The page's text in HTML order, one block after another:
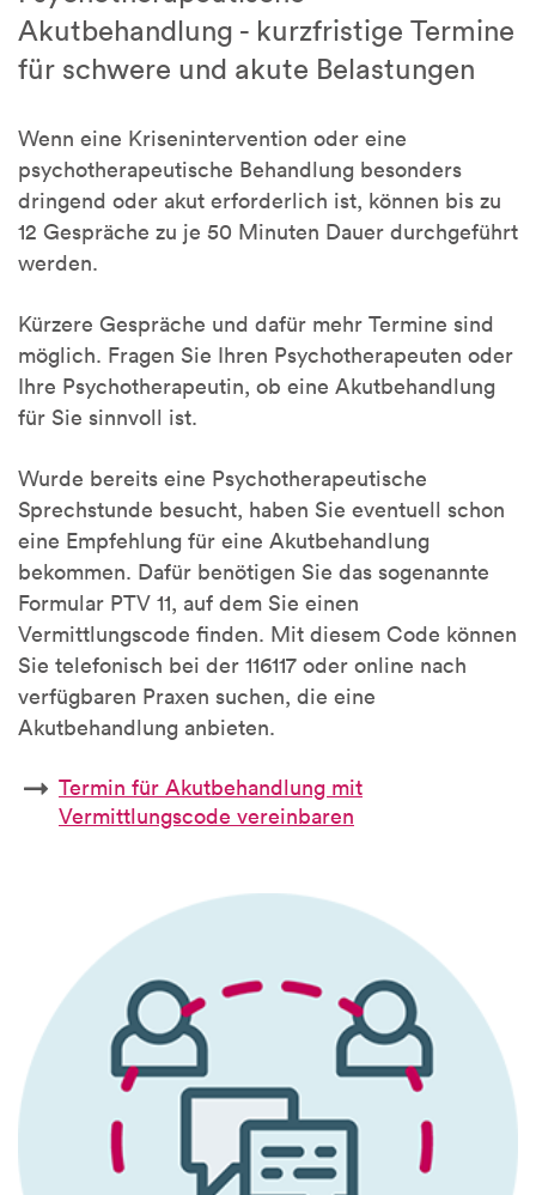
Akutbehandlung - kurzfristige Termine
für schwere und akute Belastungen
Wenn eine Krisenintervention oder eine
psychotherapeutische Behandlung besonders
dringend oder akut erforderlich ist, können bis zu
12 Gespräche zu je 50 Minuten Dauer durchgeführt
werden.
Kürzere Gespräche und dafür mehr Termine sind
möglich. Fragen Sie Ihren Psychotherapeuten oder
Ihre Psychotherapeutin, ob eine Akutbehandlung
für Sie sinnvoll ist.
Wurde bereits eine Psychotherapeutische
Sprechstunde besucht, haben Sie eventuell schon
eine Empfehlung für eine Akutbehandlung
bekommen. Dafür benötigen Sie das sogenannte
Formular PTV 11, auf dem Sie einen
Vermittlungscode finden. Mit diesem Code können
Sie telefonisch bei der 116117 oder online nach
verfügbaren Praxen suchen, die eine
Akutbehandlung anbieten.
Termin für Akutbehandlung mit
Vermittlungscode vereinbaren